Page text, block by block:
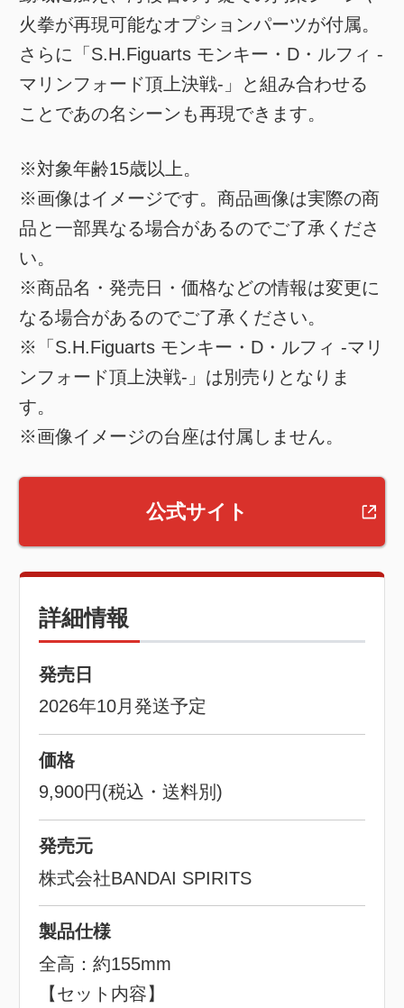
火拳が再現可能なオプションパーツが付属。
さらに「S.H.Figuarts モンキー・D・ルフィ -
マリンフォード頂上決戦-」と組み合わせる
ことであの名シーンも再現できます。
※対象年齢15歳以上。
※画像はイメージです。商品画像は実際の商
品と一部異なる場合があるのでご了承くださ
い。
※商品名・発売日・価格などの情報は変更に
なる場合があるのでご了承ください。
※「S.H.Figuarts モンキー・D・ルフィ -マリ
ンフォード頂上決戦-」は別売りとなりま
す。
※画像イメージの台座は付属しません。
公式サイト
詳細情報
発売日
2026年10月発送予定
価格
9,900円(税込・送料別)
発売元
株式会社BANDAI SPIRITS
製品仕様
全高：約155mm
【セット内容】